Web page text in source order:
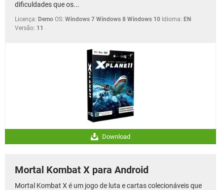
dificuldades que os...
Licença: Demo OS: Windows 7 Windows 8 Windows 10 Idioma: EN
Versão: 11
Download
Mortal Kombat X para Android
Mortal Kombat X é um jogo de luta e cartas colecionáveis que